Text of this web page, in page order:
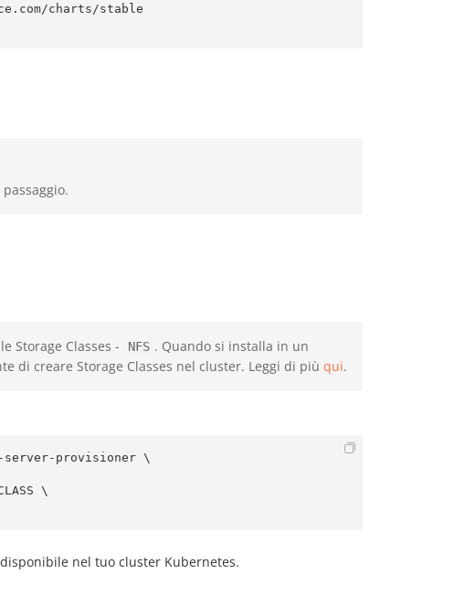
charts/stable
Storage Classes - NFS . Quando si installa in un
di creare Storage Classes nel cluster. Leggi di più qui.
provisioner \
nel tuo cluster Kubernetes.